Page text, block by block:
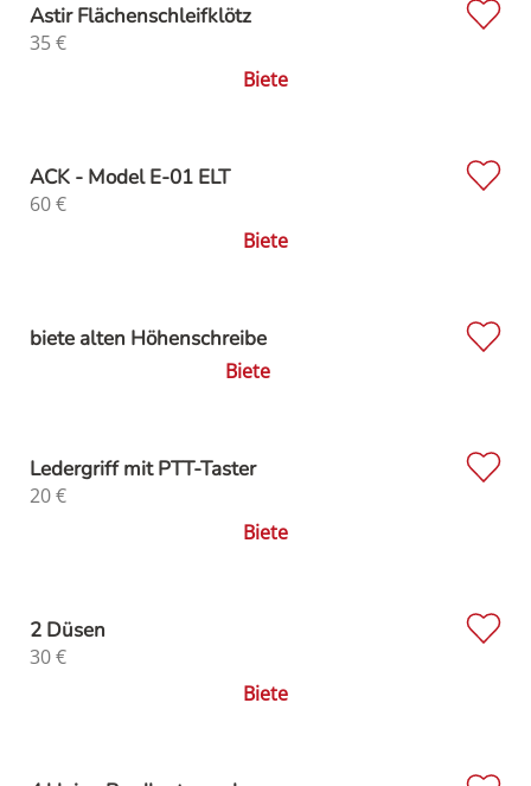
Astir Flächenschleifklötz
35€
Biete
ACK - Model E-01 ELT
60€
Biete
biete alten Höhenschreibe
Biete
Ledergriff mit PTT-Taster
20€
Biete
2 Düsen
30€
Biete